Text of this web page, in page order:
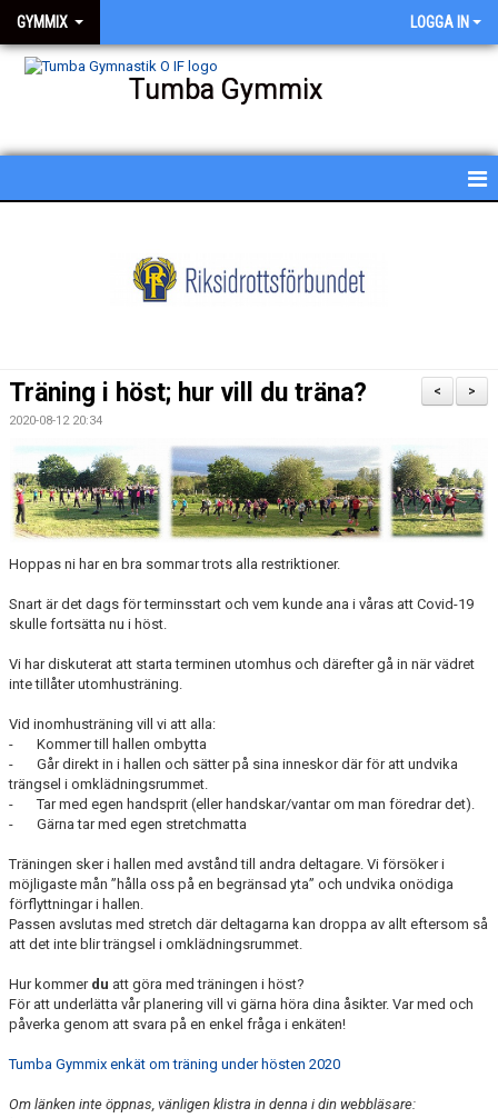
GYMMIX LOGGA IN
Tumba Gymmix
BESKRIVNING AV PASSEN
BILDGALLERI
DOKUMENT
TRÄNINGSRESA
TRIVSELREGLER
PRISER
ANMÄLAN
>
<
Träning i höst; hur vill du träna?
2020-08-12 20:34
Hoppas ni har en bra sommar trots alla restriktioner.
Snart är det dags för terminsstart och vem kunde ana i våras att Covid-19
skulle fortsätta nu i höst.
Vi har diskuterat att starta terminen utomhus och därefter gå in när vädret
inte tillåter utomhusträning.
Vid inomhusträning vill vi att alla:
- Kommer till hallen ombytta
- Går direkt in i hallen och sätter på sina inneskor där för att undvika
trängsel i omklädningsrummet.
- Tar med egen handsprit (eller handskar/vantar om man föredrar det).
- Gärna tar med egen stretchmatta
Träningen sker i hallen med avstånd till andra deltagare. Vi försöker i
möjligaste mån ”hålla oss på en begränsad yta” och undvika onödiga
förflyttningar i hallen.
Passen avslutas med stretch där deltagarna kan droppa av allt eftersom så
att det inte blir trängsel i omklädningsrummet.
Hur kommer du att göra med träningen i höst?
För att underlätta vår planering vill vi gärna höra dina åsikter. Var med och
påverka genom att svara på en enkel fråga i enkäten!
Tumba Gymmix enkät om träning under hösten 2020
Om länken inte öppnas, vänligen klistra in denna i din webbläsare: